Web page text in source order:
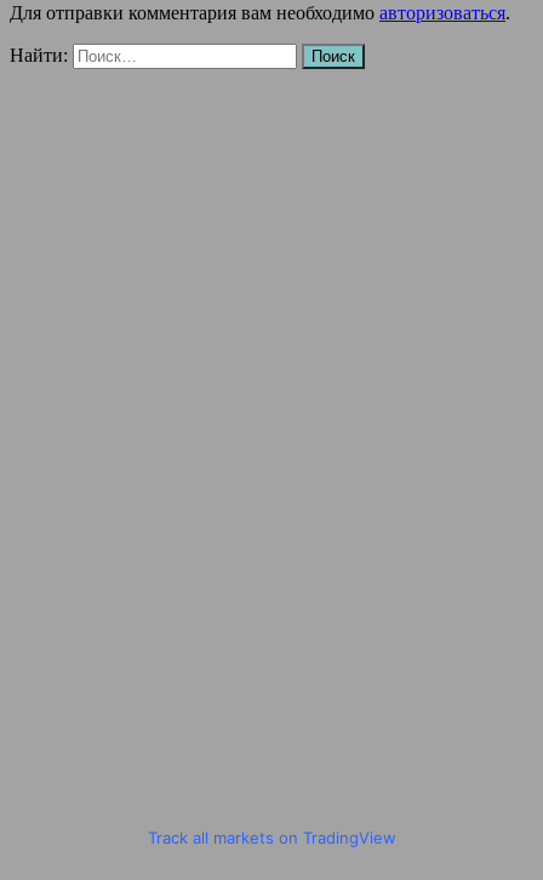
Для отправки комментария вам необходимо авторизоваться.
Найти:
Track all markets on TradingView